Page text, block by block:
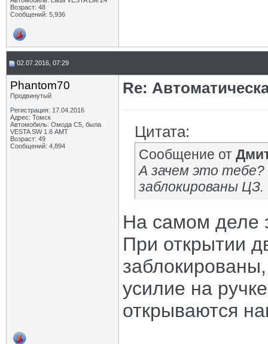
Возраст: 48
Сообщений: 5,936
02.07.2016, 07:29
Phantom70
Продвинутый
Регистрация: 17.04.2016
Адрес: Томск
Автомобиль: Омода С5, была
VESTA SW 1.6 АМТ
Возраст: 49
Сообщений: 4,894
Re:
Цитата:
Сообщение от
А зачем это
заблокированы ЦЗ.
На самом деле
При открытии
усилие на
открываются